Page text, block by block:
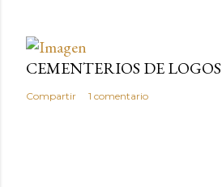
CEMENTERIOS DE LOGOS
Compartir 1 comentario